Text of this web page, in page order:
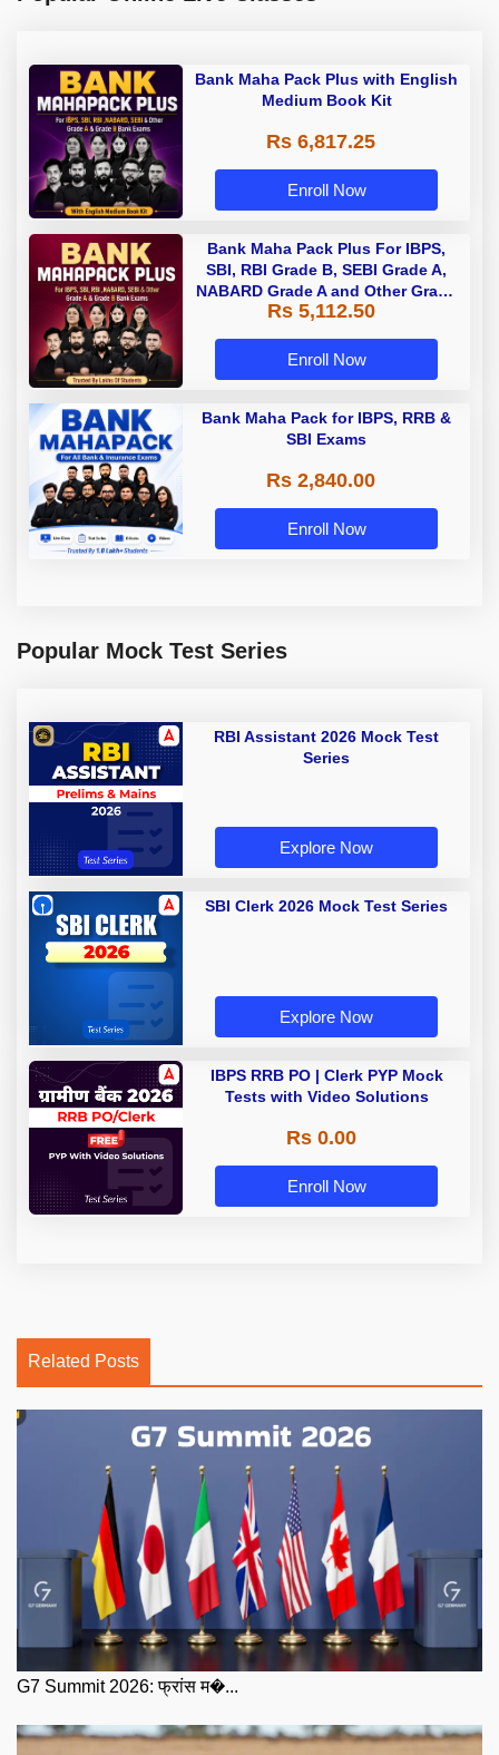
Bank Maha Pack Plus with English
Medium Book Kit
Rs 6,817.25
Enroll Now
Bank Maha Pack Plus For IBPS,
SBI, RBI Grade B, SEBI Grade A,
NABARD Grade A and Other Grade
A & Grade B Bank Exams
Rs 5,112.50
Enroll Now
Bank Maha Pack for IBPS, RRB &
SBI Exams
Rs 2,840.00
Enroll Now
Popular Mock Test Series
RBI Assistant 2026 Mock Test
Series
Explore Now
SBI Clerk 2026 Mock Test Series
Explore Now
IBPS RRB PO | Clerk PYP Mock
Tests with Video Solutions
Rs 0.00
Enroll Now
Related Posts
G7 Summit 2026: फ्रांस म�...